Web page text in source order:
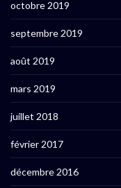
octobre 2019
septembre 2019
août 2019
mars 2019
juillet 2018
février 2017
décembre 2016